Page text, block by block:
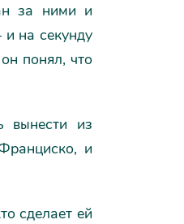
за ними и
на секунду
понял, что
вынести из
и
сделает ей